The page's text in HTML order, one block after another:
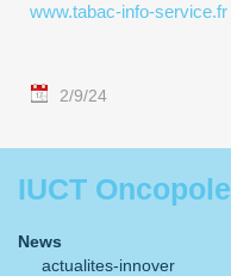
www.tabac-info-service.fr
2/9/24
IUCT Oncopole
News
actualites-innover